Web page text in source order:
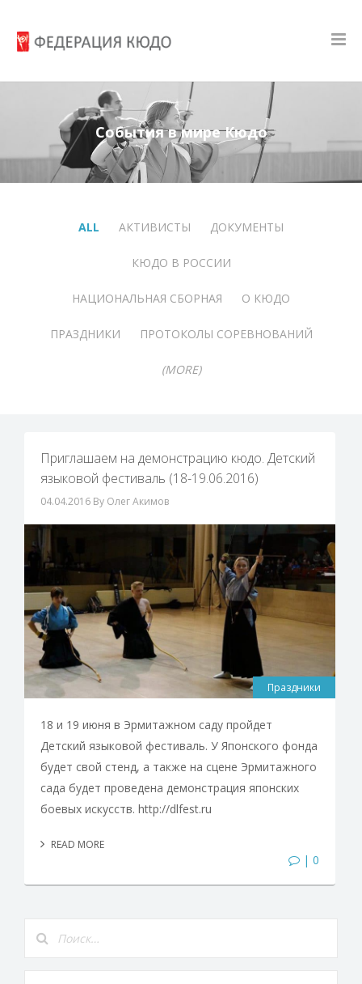
События в мире Кюдо
ALL АКТИВИСТЫ ДОКУМЕНТЫ
КЮДО В РОССИИ
НАЦИОНАЛЬНАЯ СБОРНАЯ О КЮДО
ПРАЗДНИКИ ПРОТОКОЛЫ СОРЕВНОВАНИЙ
(MORE)
Приглашаем на демонстрацию кюдо. Детский
языковой фестиваль (18-19.06.2016)
04.04.2016 By Олег Акимов
Праздники
18 и 19 июня в Эрмитажном саду пройдет
Детский языковой фестиваль. У Японского фонда
будет свой стенд, а также на сцене Эрмитажного
сада будет проведена демонстрация японских
боевых искусств. http://dlfest.ru
READ MORE
| 0